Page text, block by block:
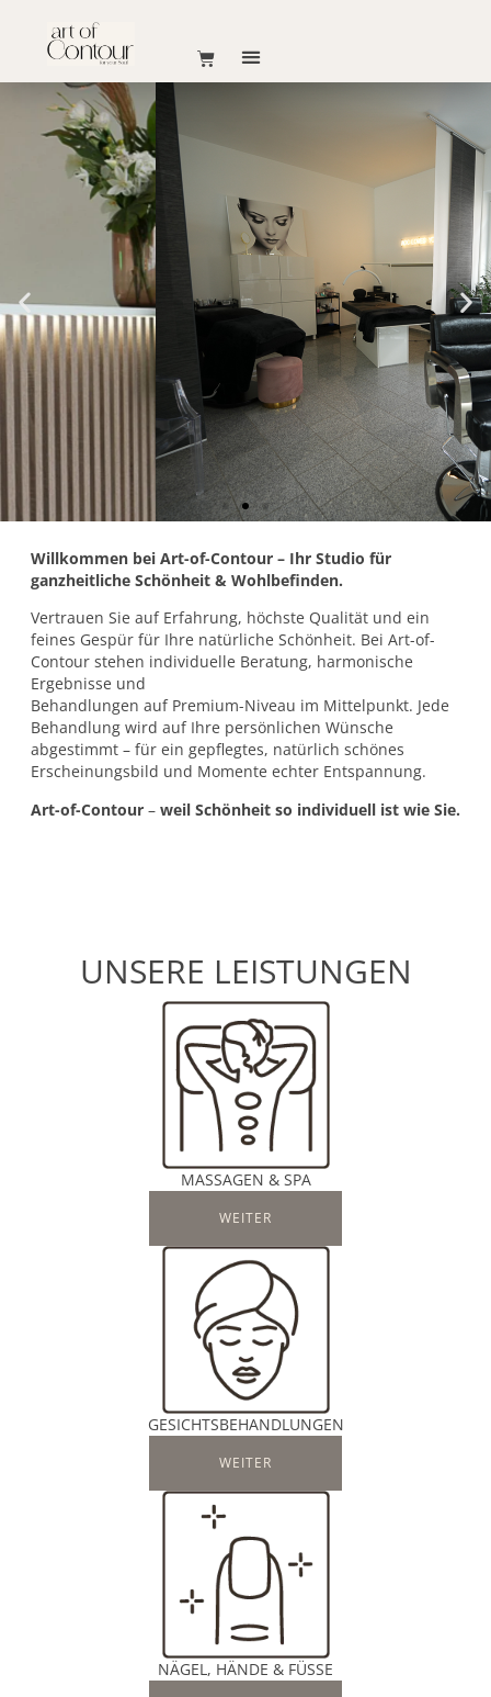
Willkommen bei Art-of-Contour – Ihr Studio für
ganzheitliche Schönheit & Wohlbefinden.
Vertrauen Sie auf Erfahrung, höchste Qualität und ein
feines Gespür für Ihre natürliche Schönheit. Bei Art-of-
Contour stehen individuelle Beratung, harmonische
Ergebnisse und
Behandlungen auf Premium-Niveau im Mittelpunkt. Jede
Behandlung wird auf Ihre persönlichen Wünsche
abgestimmt – für ein gepflegtes, natürlich schönes
Erscheinungsbild und Momente echter Entspannung.
Art-of-Contour – weil Schönheit so individuell ist wie Sie.
UNSERE LEISTUNGEN
MASSAGEN & SPA
WEITER
GESICHTSBEHANDLUNGEN
WEITER
NÄGEL, HÄNDE & FÜSSE